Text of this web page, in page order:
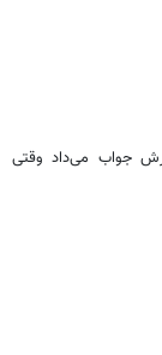
جواب می‌داد وقتی